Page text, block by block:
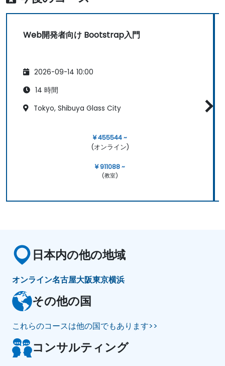
った機能もマスターすることで、あらゆるデバイ
スやプラットフォーム上で優れたユーザー体験を
提供できるインターフェースを構築できるように
なります。
Web開発者向け Bootstrap入門
2026-09-14 10:00
14 時間
Tokyo, Shibuya Glass City
¥ 455544 ~
(オンライン)
¥ 911088 ~
(教室)
日本内の他の地域
オンライン名古屋大阪東京横浜
その他の国
これらのコースは他の国でもあります>>
コンサルティング